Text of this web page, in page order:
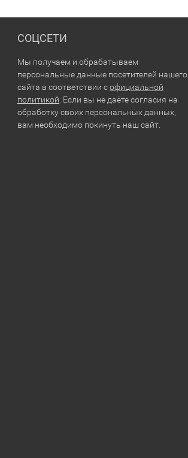
СОЦСЕТИ
Мы получаем и обрабатываем
персональные данные посетителей нашего
сайта в соответствии софициальной
политикой . Если вы не даёте согласия на
обработку своих персональных данных,
вам необходимо покинуть наш сайт.